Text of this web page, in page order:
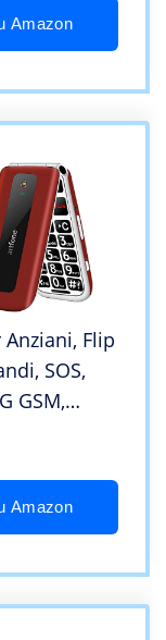
Amazon
Flip
SOS,
GSM,
Rapida,
Amazon